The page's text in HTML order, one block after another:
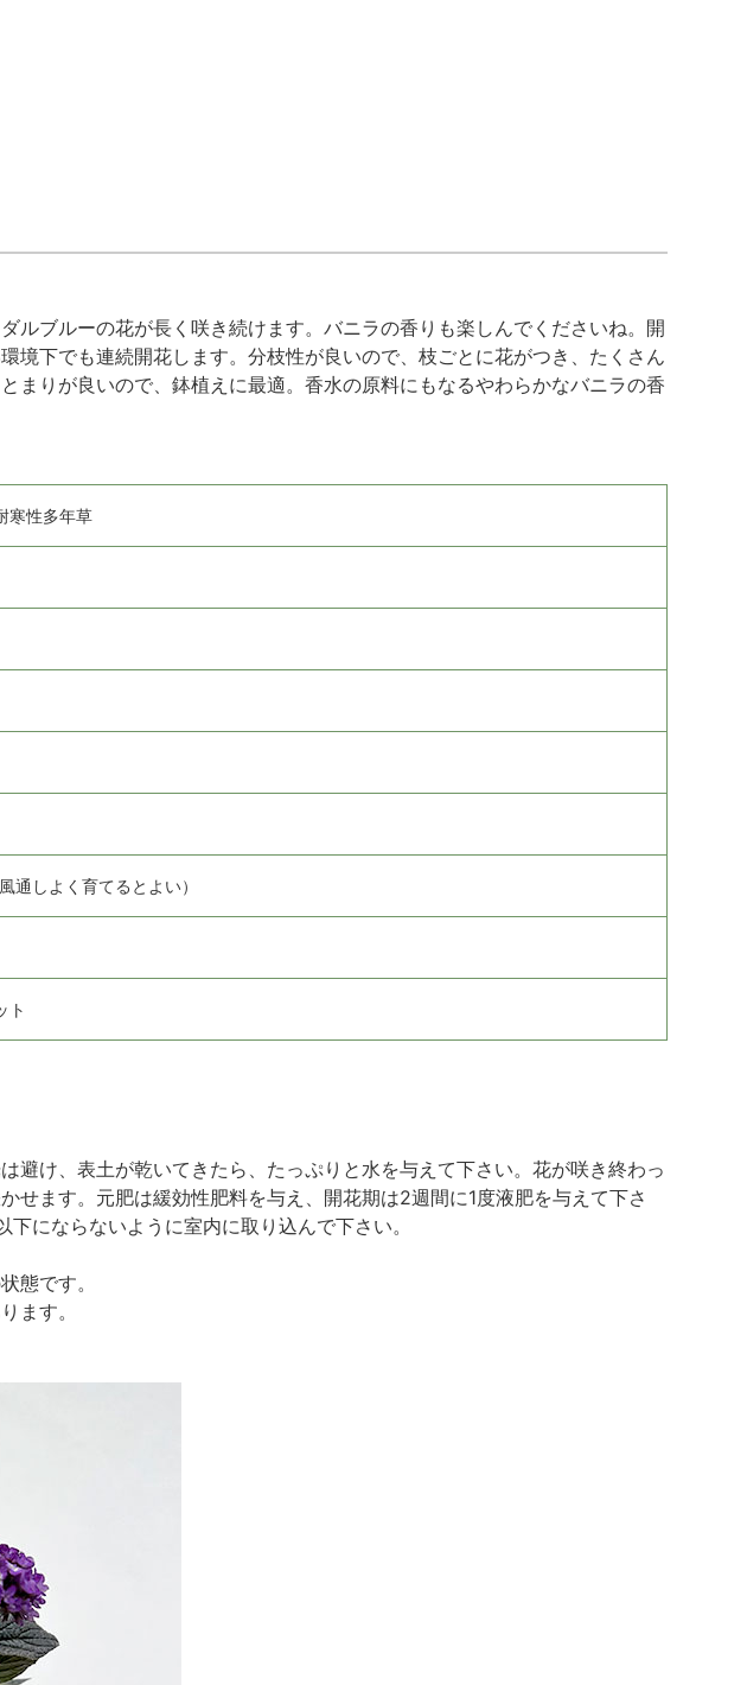
ルブルーの花が長く咲き続けます。バニラの香りも楽しんでくださいね。開
境下でも連続開花します。分枝性が良いので、枝ごとに花がつき、たくさん
まりが良いので、鉢植えに最適。香水の原料にもなるやわらかなバニラの香
寒性多年草
しよく育てるとよい）
ト
避け、表土が乾いてきたら、たっぷりと水を与えて下さい。花が咲き終わっ
せます。元肥は緩効性肥料を与え、開花期は2週間に1度液肥を与えて下さ
にならないように室内に取り込んで下さい。
態です。
ます。